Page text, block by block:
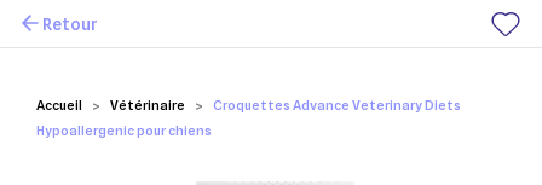
Mes favoris
Accueil Vétérinaire
Croquettes Advance Veterinary Diets
Hypoallergenic pour chiens
Retour